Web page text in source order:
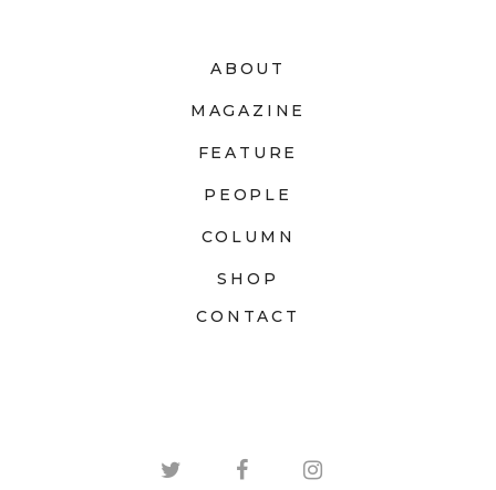
ABOUT
MAGAZINE
FEATURE
PEOPLE
COLUMN
SHOP
CONTACT